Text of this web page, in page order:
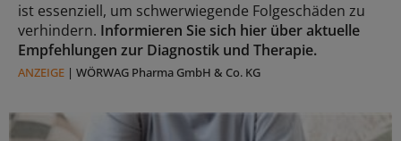
ist essenziell, um schwerwiegende Folgeschäden zu
verhindern. Informieren Sie sich hier über aktuelle
Empfehlungen zur Diagnostik und Therapie.
ANZEIGE | WÖRWAG Pharma GmbH & Co. KG